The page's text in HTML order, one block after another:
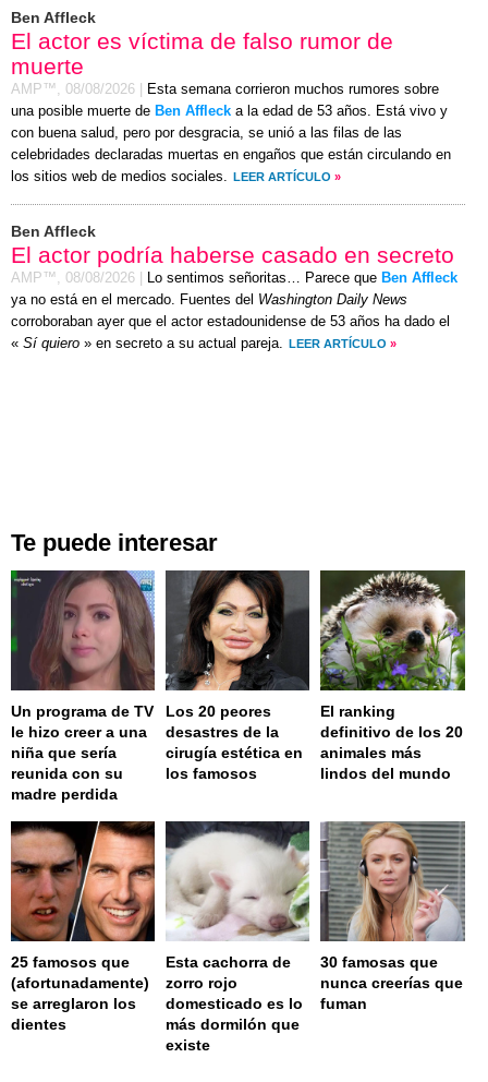
Ben Affleck
El actor es víctima de falso rumor de
muerte
AMP™, 08/08/2026
Esta semana corrieron muchos rumores sobre
una posible muerte de Ben Affleck a la edad de 53 años. Está vivo y
con buena salud, pero por desgracia, se unió a las filas de las
celebridades declaradas muertas en engaños que están circulando en
los sitios web de medios sociales. LEER ARTÍCULO »
Ben Affleck
El actor podría haberse casado en secreto
AMP™, 08/08/2026 Lo sentimos señoritas… Parece que Ben Affleck
ya no está en el mercado. Fuentes del Washington Daily News
corroboraban ayer que el actor estadounidense de 53 años ha dado el
« Sí quiero » en secreto a su actual pareja. LEER ARTÍCULO »
Te puede interesar
Un programa de TV
le hizo creer a una
niña que sería
reunida con su
madre perdida
Los 20 peores
desastres de la
cirugía estética en
los famosos
El ranking
definitivo de los 20
animales más
lindos del mundo
25 famosos que
(afortunadamente)
se arreglaron los
dientes
Esta cachorra de
zorro rojo
domesticado es lo
más dormilón que
existe
30 famosas que
nunca creerías que
fuman